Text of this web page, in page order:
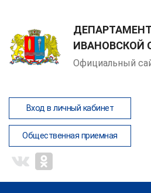
ИВАНОВСКОЙ
Официальный
Вход в личный кабинет
Общественная приемная